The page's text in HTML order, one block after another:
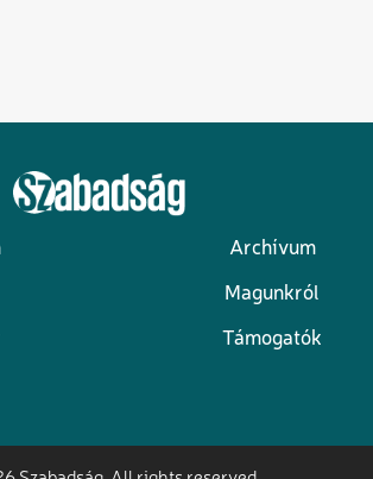
Archívum
Magunkról
Támogatók